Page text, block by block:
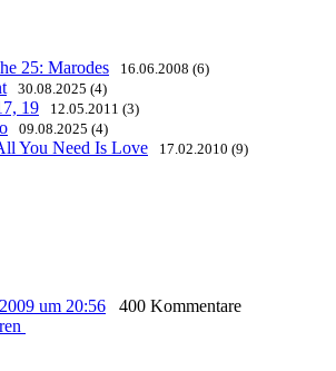
25: Marodes 16.06.2008 (6)
30.08.2025 (4)
19 12.05.2011 (3)
09.08.2025 (4)
You Need Is Love 17.02.2010 (9)
um 20:56
400 Kommentare